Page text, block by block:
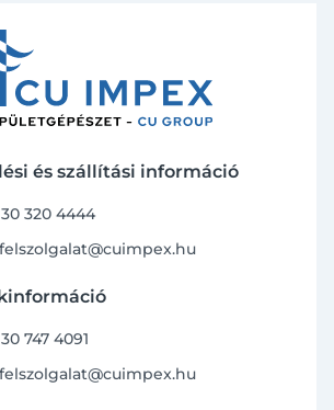
és szállítási információ
320 4444
747 4091